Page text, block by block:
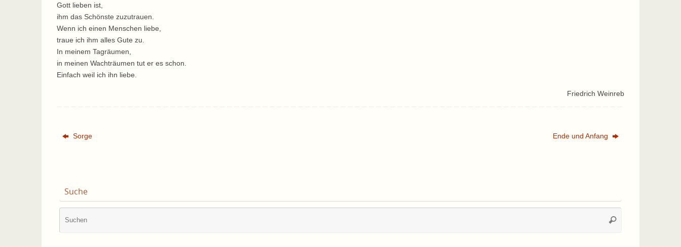
Gott lieben ist,
ihm das Schönste zuzutrauen.
Wenn ich einen Menschen liebe,
traue ich ihm alles Gute zu.
In meinem Tagräumen,
in meinen Wachträumen tut er es schon.
Einfach weil ich ihn liebe.
Friedrich Weinreb
Sorge Ende und Anfang
Suche
Suchen